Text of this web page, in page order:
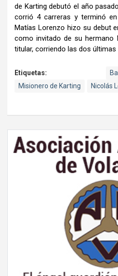
de Karting debutó el año
corrió 4 carreras y terminó
Matías Lorenzo hizo su debut
como invitado de su hermano
titular, corriendo las dos últimas
Etiquetas:
Misionero de Karting
Nicolás